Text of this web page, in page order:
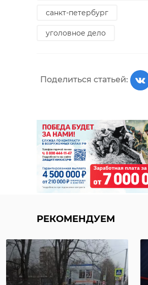
санкт-петербург
уголовное дело
Поделиться статьей:
РЕКОМЕНДУЕМ